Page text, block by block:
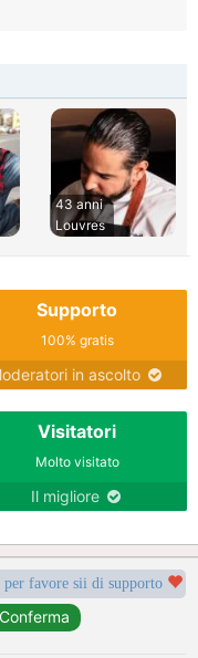
43 anni
Louvres
Supporto
100% gratis
in ascolto
Visitatori
Molto visitato
Il migliore
favore sii di supporto